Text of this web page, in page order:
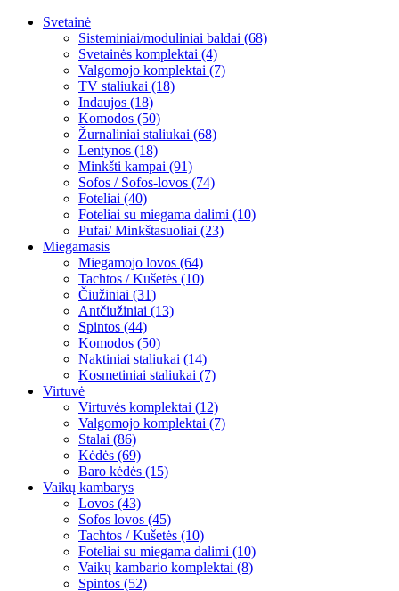
Svetainė
Sisteminiai/moduliniai baldai (68)
Svetainės komplektai (4)
Valgomojo komplektai (7)
TV staliukai (18)
Indaujos (18)
Komodos (50)
Žurnaliniai staliukai (68)
Lentynos (18)
Minkšti kampai (91)
Sofos / Sofos-lovos (74)
Foteliai (40)
Foteliai su miegama dalimi (10)
Pufai/ Minkštasuoliai (23)
Miegamasis
Miegamojo lovos (64)
Tachtos / Kušetės (10)
Čiužiniai (31)
Antčiužiniai (13)
Spintos (44)
Komodos (50)
Naktiniai staliukai (14)
Kosmetiniai staliukai (7)
Virtuvė
Virtuvės komplektai (12)
Valgomojo komplektai (7)
Stalai (86)
Kėdės (69)
Baro kėdės (15)
Vaikų kambarys
Lovos (43)
Sofos lovos (45)
Tachtos / Kušetės (10)
Foteliai su miegama dalimi (10)
Vaikų kambario komplektai (8)
Spintos (52)